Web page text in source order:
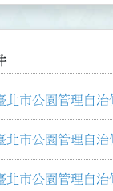
北市公園管理自
北市公園管理自
北市公園管理自